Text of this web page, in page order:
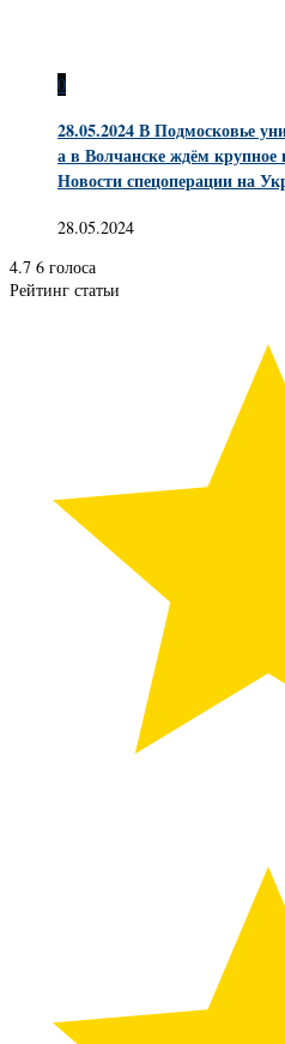
0
28.05.2024 В Подмосковье
а в Волчанске ждём крупное
Новости спецоперации на
28.05.2024
4.7 6 голоса
Рейтинг статьи